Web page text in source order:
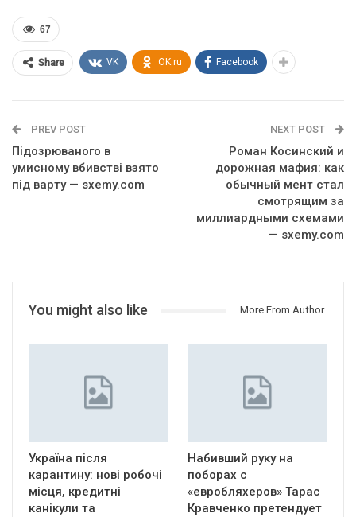
67
Share VK OK.ru Facebook
PREV POST
Підозрюваного в
умисному вбивстві взято
під варту — sxemy.com
NEXT POST
Роман Косинский и
дорожная мафия: как
обычный мент стал
смотрящим за
миллиардными схемами
— sxemy.com
You might also like More From Author
Україна після
карантину: нові робочі
місця, кредитні
канікули та
Набивший руку на
поборах с
«евробляхеров» Тарас
Кравченко претендует